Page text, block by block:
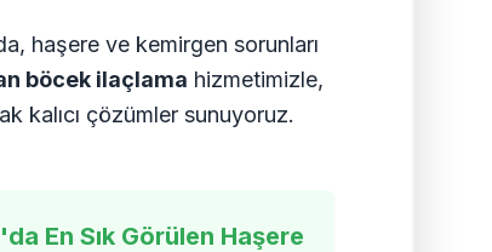
haşere ve kemirgen sorunları
böcek ilaçlama hizmetimizle,
kalıcı çözümler sunuyoruz.
En Sık Görülen Haşere